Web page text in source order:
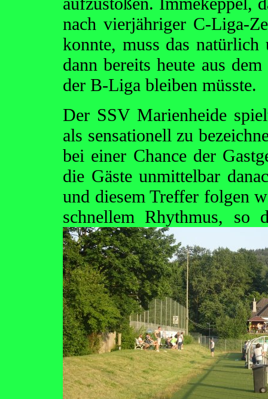
nach vierjähriger C-Liga-
konnte, muss das
dann bereits heute aus
der B-Liga bleiben müsste.
Der SSV Marienheide
als sensationell zu
bei einer Chance der
die Gäste unmittelbar
und diesem Treffer folgen
schnellem Rhythmus, so